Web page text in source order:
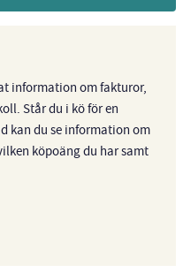
information om fakturor,
Står du i kö för en
kan du se information om
köpoäng du har samt